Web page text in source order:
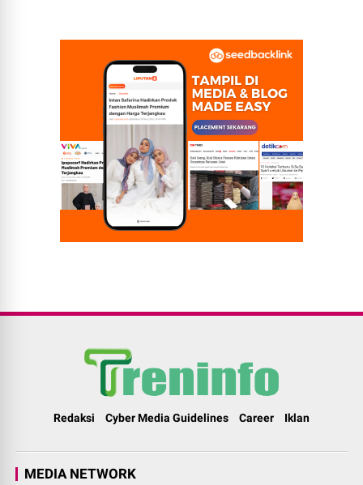
Redaksi Cyber Media Guidelines Career Iklan
MEDIA NETWORK